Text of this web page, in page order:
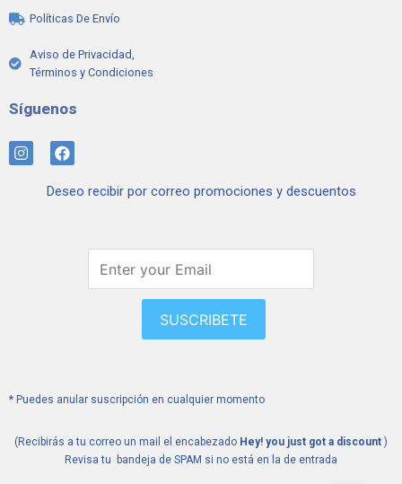
Políticas De Envío
Aviso de Privacidad,
Términos y Condiciones
Síguenos
I
n
F
a
e
Deseo recibir por correo promociones y descuentos
SUSCRIBETE
* Puedes anular suscripción en cualquier momento
(Recibirás a tu correo un mail el encabezado Hey! you just got a discount )
Revisa tu bandeja de SPAM si no está en la de entrada